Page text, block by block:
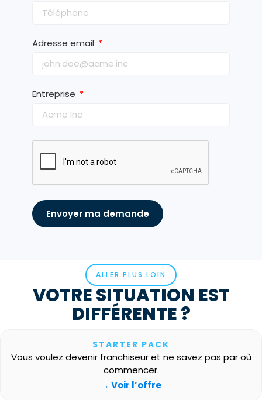
Adresse email
Entreprise
Envoyer ma demande
ALLER PLUS LOIN
VOTRE SITUATION EST
DIFFÉRENTE ?
STARTER PACK
Vous voulez devenir franchiseur et ne savez pas par où
commencer.
→ Voir l’offre